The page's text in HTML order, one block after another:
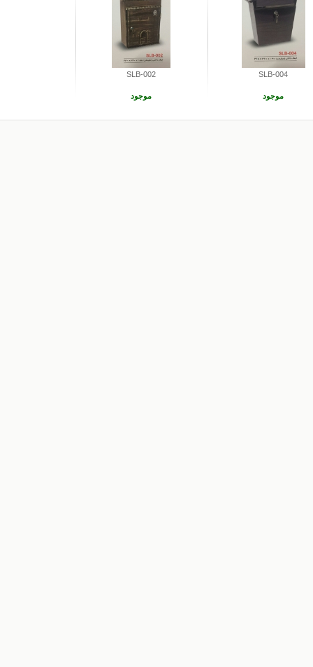
SLB-004
موجود
SLB-002
موجود